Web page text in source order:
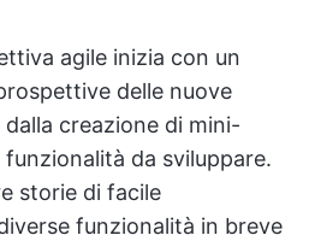
agile inizia con un
delle nuove
creazione di mini-
da sviluppare.
storie di facile
funzionalità in breve